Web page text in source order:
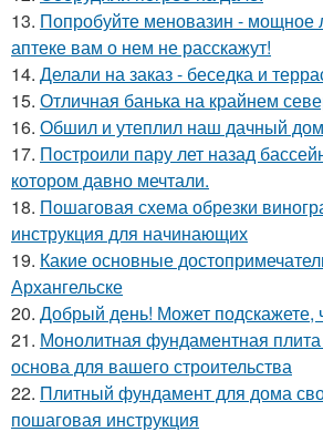
13. Попробуйте меновазин - мощное
аптеке вам о нем не расскажут!
14. Делали на заказ - беседка и
15. Отличная банька на крайнем
16. Обшил и утеплил наш дачный
17. Построили пару лет назад
котором давно мечтали.
18. Пошаговая схема обрезки
инструкция для начинающих
19. Какие основные
Архангельске
20. Добрый день! Может подскажете,
21. Монолитная фундаментная
основа для вашего строительства
22. Плитный фундамент для дома
пошаговая инструкция